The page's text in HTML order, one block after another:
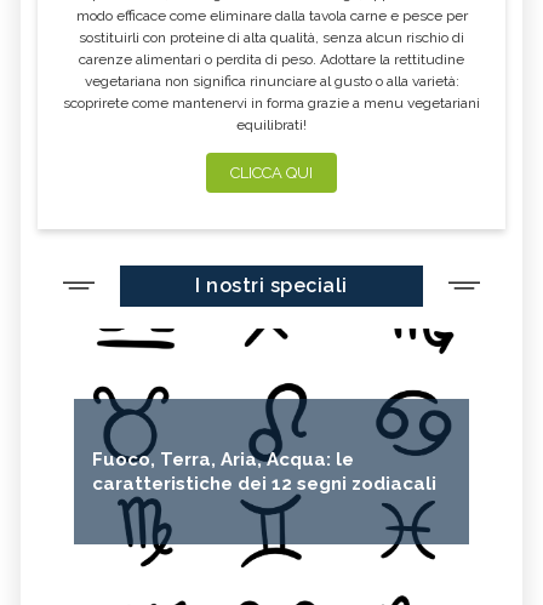
modo efficace come eliminare dalla tavola carne e pesce per
sostituirli con proteine di alta qualità, senza alcun rischio di
carenze alimentari o perdita di peso. Adottare la rettitudine
vegetariana non significa rinunciare al gusto o alla varietà:
scoprirete come mantenervi in forma grazie a menu vegetariani
equilibrati!
CLICCA QUI
I nostri speciali
Fuoco, Terra, Aria, Acqua: le
caratteristiche dei 12 segni zodiacali